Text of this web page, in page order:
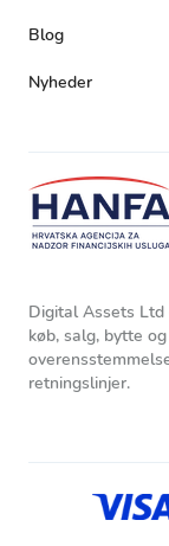
Blog
Nyheder
Digital Assets
køb, salg, bytte
retningslinjer.